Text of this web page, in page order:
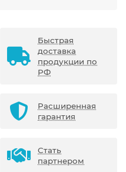
Быстрая
доставка
продукции по
РФ
Расширенная
гарантия
Стать
партнером